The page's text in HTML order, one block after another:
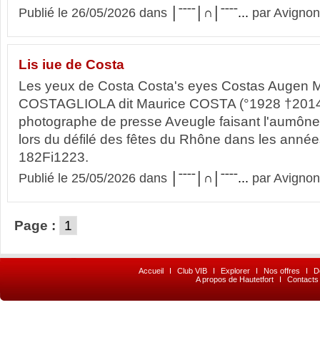
Publié le 26/05/2026 dans │ˉˉˉˉ│∩│ˉˉˉˉ... par
Lis iue de Costa
Les yeux de Costa Costa's eyes Costas Augen
COSTAGLIOLA dit Maurice COSTA (°1928
photographe de presse Aveugle faisant
lors du défilé des fêtes du Rhône dans les
182Fi1223.
Publié le 25/05/2026 dans │ˉˉˉˉ│∩│ˉˉˉˉ... par
Page : 1
Accueil I Club VIB I Explorer I Nos offres I
A propos de Hautetfort
I Contacts